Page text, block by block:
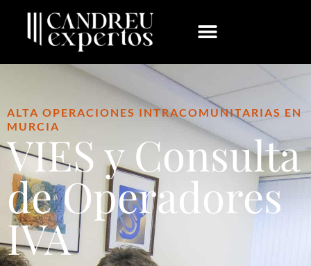
ALTA OPERACIONES INTRACOMUNITARIAS EN
MURCIA
VIES y Consulta
de Operadores
IVA